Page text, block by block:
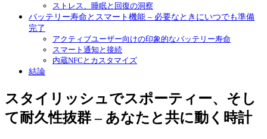
ストレス、睡眠と回復の洞察
バッテリー寿命とスマート機能 – 必要なときにいつでも準備
完了
アクティブユーザー向けの印象的なバッテリー寿命
スマート通知と接続
内蔵NFCとカスタマイズ
結論
スタイリッシュでスポーティー、そし
て耐久性抜群 – あなたと共に動く時計